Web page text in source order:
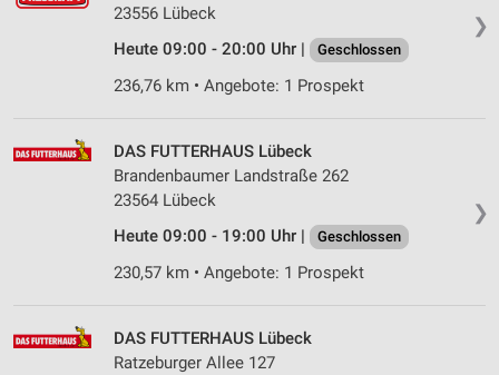
❯
23556 Lübeck
Heute 09:00 - 20:00 Uhr |
Geschlossen
236,76 km • Angebote: 1 Prospekt
❯
DAS FUTTERHAUS Lübeck
Brandenbaumer Landstraße 262
23564 Lübeck
Heute 09:00 - 19:00 Uhr |
Geschlossen
230,57 km • Angebote: 1 Prospekt
DAS FUTTERHAUS Lübeck
Ratzeburger Allee 127